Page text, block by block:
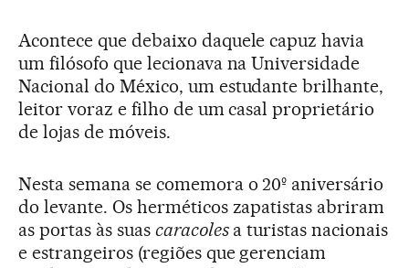
Acontece que debaixo daquele capuz havia
um filósofo que lecionava na Universidade
Nacional do México, um estudante brilhante,
leitor voraz e filho de um casal proprietário
de lojas de móveis.
Nesta semana se comemora o 20º aniversário
do levante. Os herméticos zapatistas abriram
as portas às suas caracolesa turistas nacionais
e estrangeiros (regiões que gerenciam